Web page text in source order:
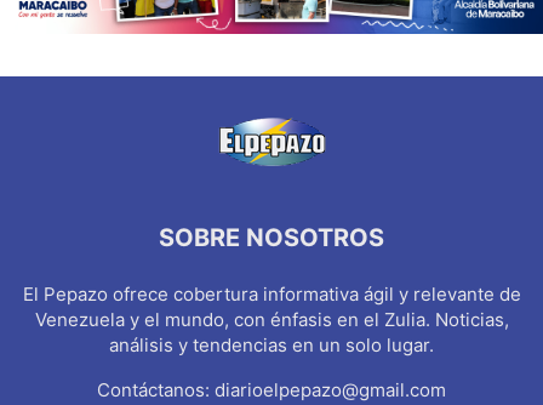
SOBRE NOSOTROS
El Pepazo ofrece cobertura informativa ágil y relevante de
Venezuela y el mundo, con énfasis en el Zulia. Noticias,
análisis y tendencias en un solo lugar.
Contáctanos: diarioelpepazo@gmail.com